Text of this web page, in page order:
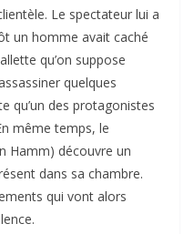
Le spectateur lui a
un homme avait caché
qu’on suppose
quelques
qu’un des protagonistes
même temps, le
Hamm) découvre un
dans sa chambre.
qui vont alors